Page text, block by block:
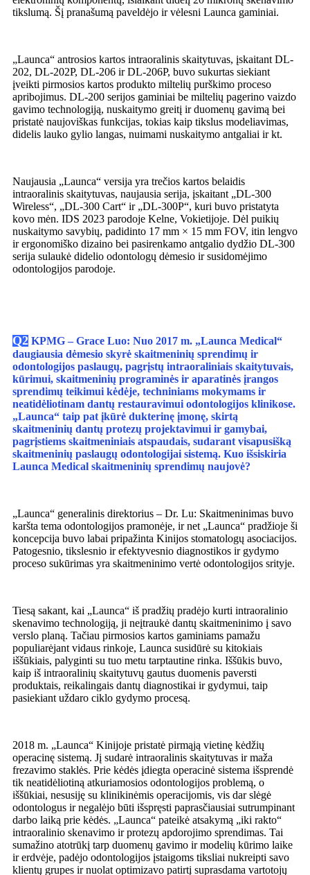
tikslumą. Šį pranašumą paveldėjo ir vėlesni Launca gaminiai.
„Launca“ antrosios kartos intraoralinis skaitytuvas, įskaitant DL-
202, DL-202P, DL-206 ir DL-206P, buvo sukurtas siekiant
įveikti pirmosios kartos produkto miltelių purškimo proceso
apribojimus. DL-200 serijos gaminiai be miltelių pagerino vaizdo
gavimo technologiją, nuskaitymo greitį ir duomenų gavimą bei
pristatė naujoviškas funkcijas, tokias kaip tikslus modeliavimas,
didelis lauko gylio langas, nuimami nuskaitymo antgaliai ir kt.
Naujausia „Launca“ versija yra trečios kartos belaidis
intraoralinis skaitytuvas, naujausia serija, įskaitant „DL-300
Wireless“, „DL-300 Cart“ ir „DL-300P“, kuri buvo pristatyta
kovo mėn. IDS 2023 parodoje Kelne, Vokietijoje. Dėl puikių
nuskaitymo savybių, padidinto 17 mm × 15 mm FOV, itin lengvo
ir ergonomiško dizaino bei pasirenkamo antgalio dydžio DL-300
serija sulaukė didelio odontologų dėmesio ir susidomėjimo
odontologijos parodoje.
Q2 KPMG – Grace Luo: Nuo 2017 m. „Launca Medical“
daugiausia dėmesio skyrė skaitmeninių sprendimų ir
odontologijos paslaugų, pagrįstų intraoraliniais skaitytuvais,
kūrimui, skaitmeninių programinės ir aparatinės įrangos
sprendimų teikimui kėdėje, techniniams mokymams ir
neatidėliotinam dantų restauravimui odontologijos klinikose.
„Launca“ taip pat įkūrė dukterinę įmonę, skirtą
skaitmeninių dantų protezų projektavimui ir gamybai,
pagrįstiems skaitmeniniais atspaudais, sudarant visapusišką
skaitmeninių paslaugų odontologijai sistemą. Kuo išsiskiria
Launca Medical skaitmeninių sprendimų naujovė?
„Launca“ generalinis direktorius – Dr. Lu: Skaitmeninimas buvo
karšta tema odontologijos pramonėje, ir net „Launca“ pradžioje ši
koncepcija buvo labai pripažinta Kinijos stomatologų asociacijos.
Patogesnio, tikslesnio ir efektyvesnio diagnostikos ir gydymo
proceso sukūrimas yra skaitmeninimo vertė odontologijos srityje.
Tiesą sakant, kai „Launca“ iš pradžių pradėjo kurti intraoralinio
skenavimo technologiją, ji neįtraukė dantų skaitmeninimo į savo
verslo planą. Tačiau pirmosios kartos gaminiams pamažu
populiarėjant vidaus rinkoje, Launca susidūrė su kitokiais
iššūkiais, palyginti su tuo metu tarptautine rinka. Iššūkis buvo,
kaip iš intraoralinių skaitytuvų gautus duomenis paversti
produktais, reikalingais dantų diagnostikai ir gydymui, taip
pasiekiant uždaro ciklo gydymo procesą.
2018 m. „Launca“ Kinijoje pristatė pirmąją vietinę kėdžių
operacinę sistemą. Jį sudarė intraoralinis skaitytuvas ir maža
frezavimo staklės. Prie kėdės įdiegta operacinė sistema išsprendė
tik neatidėliotiną atkuriamosios odontologijos problemą, o
iššūkiai, nesusiję su klinikinėmis operacijomis, vis dar slėgė
odontologus ir negalėjo būti išspręsti paprasčiausiai sutrumpinant
darbo laiką prie kėdės. „Launca“ pateikė atsakymą „iki rakto“
intraoralinio skenavimo ir protezų apdorojimo sprendimas. Tai
sumažino atotrūkį tarp duomenų gavimo ir modelių kūrimo laike
ir erdvėje, padėjo odontologijos įstaigoms tiksliai nukreipti savo
klientų grupes ir nuolat optimizavo patirtį suprasdama vartotojų